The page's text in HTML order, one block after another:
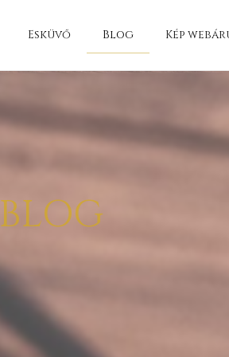
Esküvő Blog Kép
BLOG